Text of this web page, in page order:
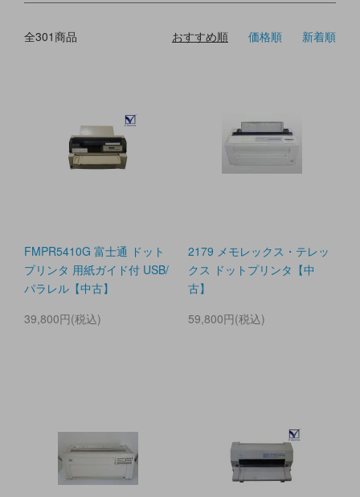
全301商品 おすすめ順 価格順 新着順
FMPR5410G 富士通 ドット
プリンタ 用紙ガイド付 USB/
パラレル【中古】
39,800円(税込)
2179 メモレックス・テレッ
クス ドットプリンタ【中
古】
59,800円(税込)